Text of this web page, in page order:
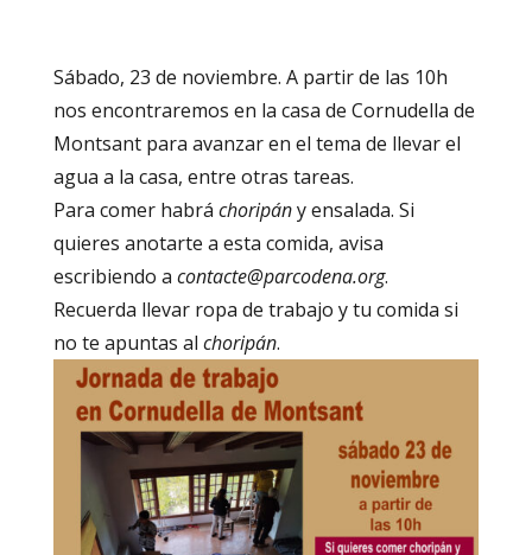
Sábado, 23 de noviembre. A partir de las 10h
nos encontraremos en la casa de Cornudella de
Montsant para avanzar en el tema de llevar el
agua a la casa, entre otras tareas.
Para comer habrá choripány ensalada. Si
quieres anotarte a esta comida, avisa
escribiendo a contacte@parcodena.org.
Recuerda llevar ropa de trabajo y tu comida si
no te apuntas al choripán.